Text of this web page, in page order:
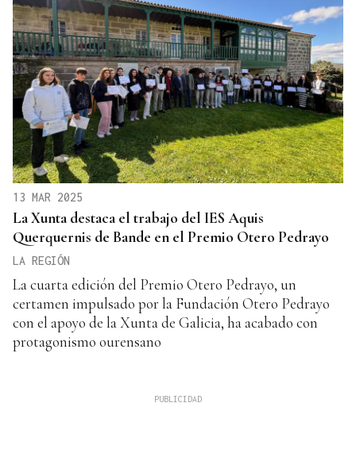
13 MAR 2025
La Xunta destaca el trabajo del IES Aquis
Querquernis de Bande en el Premio Otero Pedrayo
LA REGIÓN
La cuarta edición del Premio Otero Pedrayo, un
certamen impulsado por la Fundación Otero Pedrayo
con el apoyo de la Xunta de Galicia, ha acabado con
protagonismo ourensano